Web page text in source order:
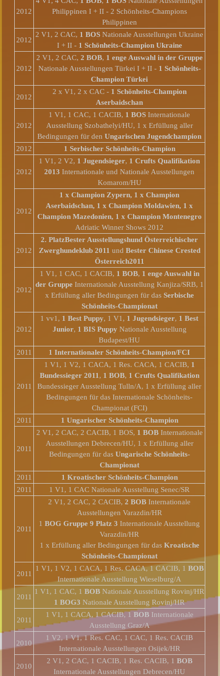
2012
Philippinen I + II - 2 Schönheits-Champions
Philippinen
2012
2 V1, 2 CAC, 1 BOS Nationale Ausstellungen Ukraine
I + II -1 Schönheits-Champion Ukraine
2012
2 V1, 2 CAC, 2 BOB, 1 enge Auswahl in der Gruppe
Nationale Ausstellungen Türkei I + II - 1 Schönheits-
Champion Türkei
2012
2 x V1, 2 x CAC - 1 Schönheits-Champion
Aserbaidschan
2012
1 V1, 1 CAC, 1 CACIB, 1 BOS Internationale
Ausstellung Szobathelyi/HU, 1 x Erfüllung aller
Bedingungen für denUngarischen Jugendchampion
2012
1 Serbischer Schönheits-Champion
2012
1 V1, 2 V2, 1 Jugendsieger, 1 Crufts Qualifikation
2013 Internationale und Nationale Ausstellungen
Komarom/HU
2012
1 x Champion Zypern, 1 x Champion
Aserbaidschan, 1 x Champion Moldawien, 1 x
Champion Mazedonien, 1 x Champion Montenegro
Adriatic Winner Shows 2012
2012
2. PlatzBester Ausstellungshund Österreichischer
Zwerghundeklub 2011 und Bester Chinese Crested
Österreich2011
2012
1 V1, 1 CAC, 1 CACIB, 1 BOB, 1 enge Auswahl in
der GruppeInternationale Ausstellung Kanjiza/SRB, 1
x Erfüllung aller Bedingungen für das Serbische
Schönheits-Championat
2012
1 vv1, 1 Best Puppy, 1 V1, 1 Jugendsieger, 1 Best
Junior, 1 BIS PuppyNationale Ausstellung
Budapest/HU
2011
1 Internationaler Schönheits-Champion/FCI
2011
1 V1, 1 V2, 1 CACA, 1 Res. CACA, 1 CACIB, 1
Bundessieger 2011 , 1 BOB, 1 Crufts Qualifikation
Bundessieger Ausstellung Tulln/A, 1 x Erfüllung aller
Bedingungen für das Internationale Schönheits-
Championat (FCI)
2011
1 Ungarischer Schönheits-Champion
2011
2 V1, 2 CAC, 2 CACIB, 1 BOS, 1 BOBInternationale
Ausstellungen Debrecen/HU, 1 x Erfüllung aller
Bedingungen für das Ungarische Schönheits-
Championat
2011
1 Kroatischer Schönheits-Champion
2011
1 V1, 1 CAC Nationale Ausstellung Senec/SR
2011
2 V1, 2 CAC, 2 CACIB,2 BOB Internationale
Ausstellungen Varazdin/HR
1BOG Gruppe 9 Platz 3 Internationale Ausstellung
Varazdin/HR
1 x Erfüllung aller Bedingungen für das Kroatische
Schönheits-Championat
2011
1 V1, 1 V2, 1 CACA, 1 Res. CACA, 1 CACIB, 1 BOB
Internationale Ausstellung Wieselburg/A
2011
1 V1, 1 CAC, 1BOB Nationale Ausstellung Rovinj/HR
1 BOG3 Nationale Ausstellung Rovinj/HR
2011
1 V1, 1 CACA, 1 CACIB, 1 BOBInternationale
Ausstellung Graz/A
2010
1 V2, 1 V1, 1 Res. CAC, 1 CAC, 1 Res. CACIB
Internationale Ausstellungen Osijek/HR
2010
2 V1, 2 CAC, 1 CACIB, 1 Res. CACIB, 1 BOB
Internationale Ausstellungen Debrecen/HU